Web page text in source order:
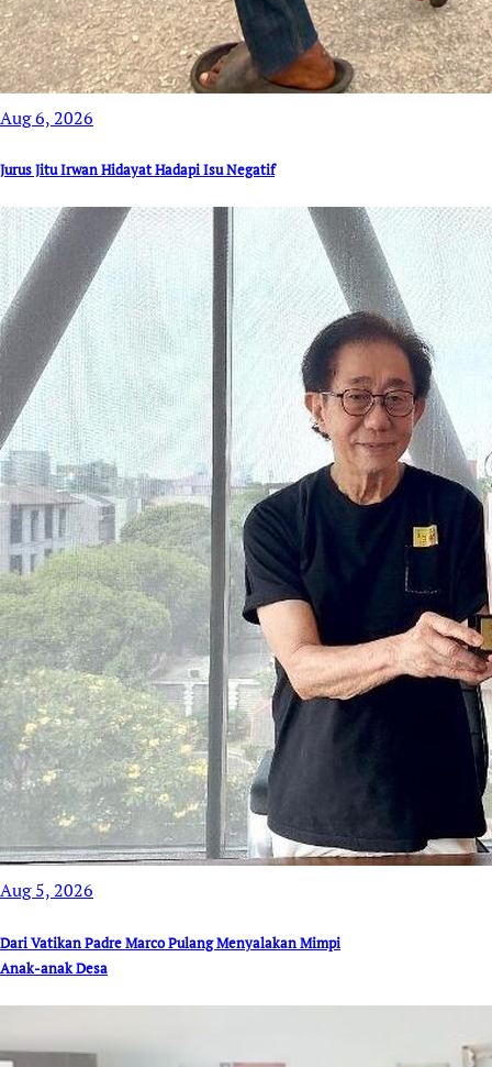
Aug 6, 2026
Jurus Jitu Irwan Hidayat Hadapi Isu Negatif
Aug 5, 2026
Dari Vatikan Padre Marco Pulang Menyalakan Mimpi
Anak-anak Desa